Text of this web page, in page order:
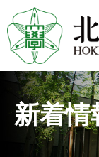
新着情